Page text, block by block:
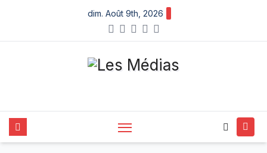
content
dim. Août 9th, 2026